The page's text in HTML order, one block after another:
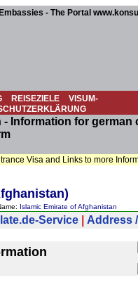
- The Portal
REISEZIELE
VISUM-
Information for
Visa and Links to more
Islamic Emirate of Afghanistan
Service Address